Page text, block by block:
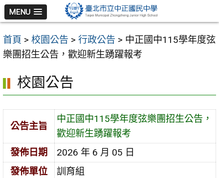
跳
至
主
要
容
區
MENU
首頁 > 校園公告 > 行政公告 > 中正國中115學年度弦
樂團招生公告，歡迎新生踴躍報考
校園公告
公告主旨
中正國中115學年度弦樂團招生公告，
歡迎新生踴躍報考
發佈日期
2026 年 6 月 05 日
發佈單位
訓育組